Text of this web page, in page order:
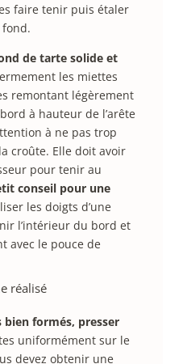
faire tenir puis étaler
de tarte solide et
les miettes
remontant légèrement
à hauteur de l’arête
à ne pas trop
croûte. Elle doit avoir
pour tenir au
conseil pour une
les doigts d’une
l’intérieur du bord et
avec le pouce de
réalisé
bien formés, presser
uniformément sur le
devez obtenir une